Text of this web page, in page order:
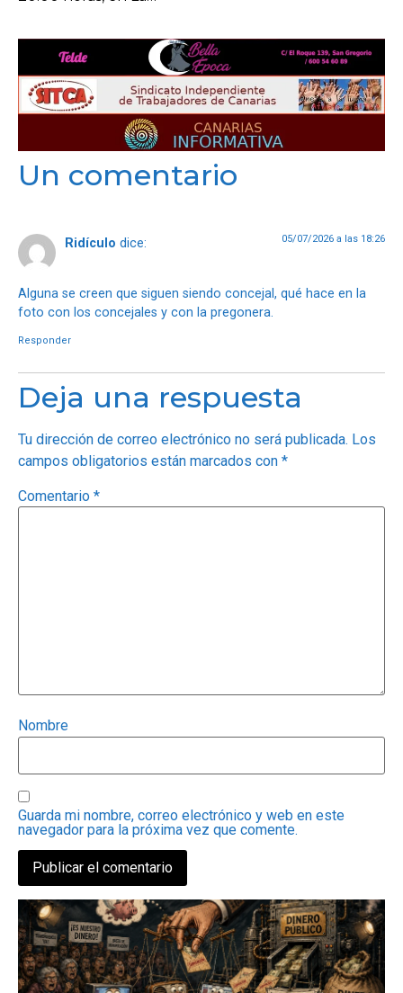
Un comentario
Ridículo dice: 05/07/2026 a las 18:26
Alguna se creen que siguen siendo concejal, qué hace en la
foto con los concejales y con la pregonera.
Responder
Deja una respuesta
Tu dirección de correo electrónico no será publicada. Los
campos obligatorios están marcados con *
Comentario *
Nombre
Guarda mi nombre, correo electrónico y web en este
navegador para la próxima vez que comente.